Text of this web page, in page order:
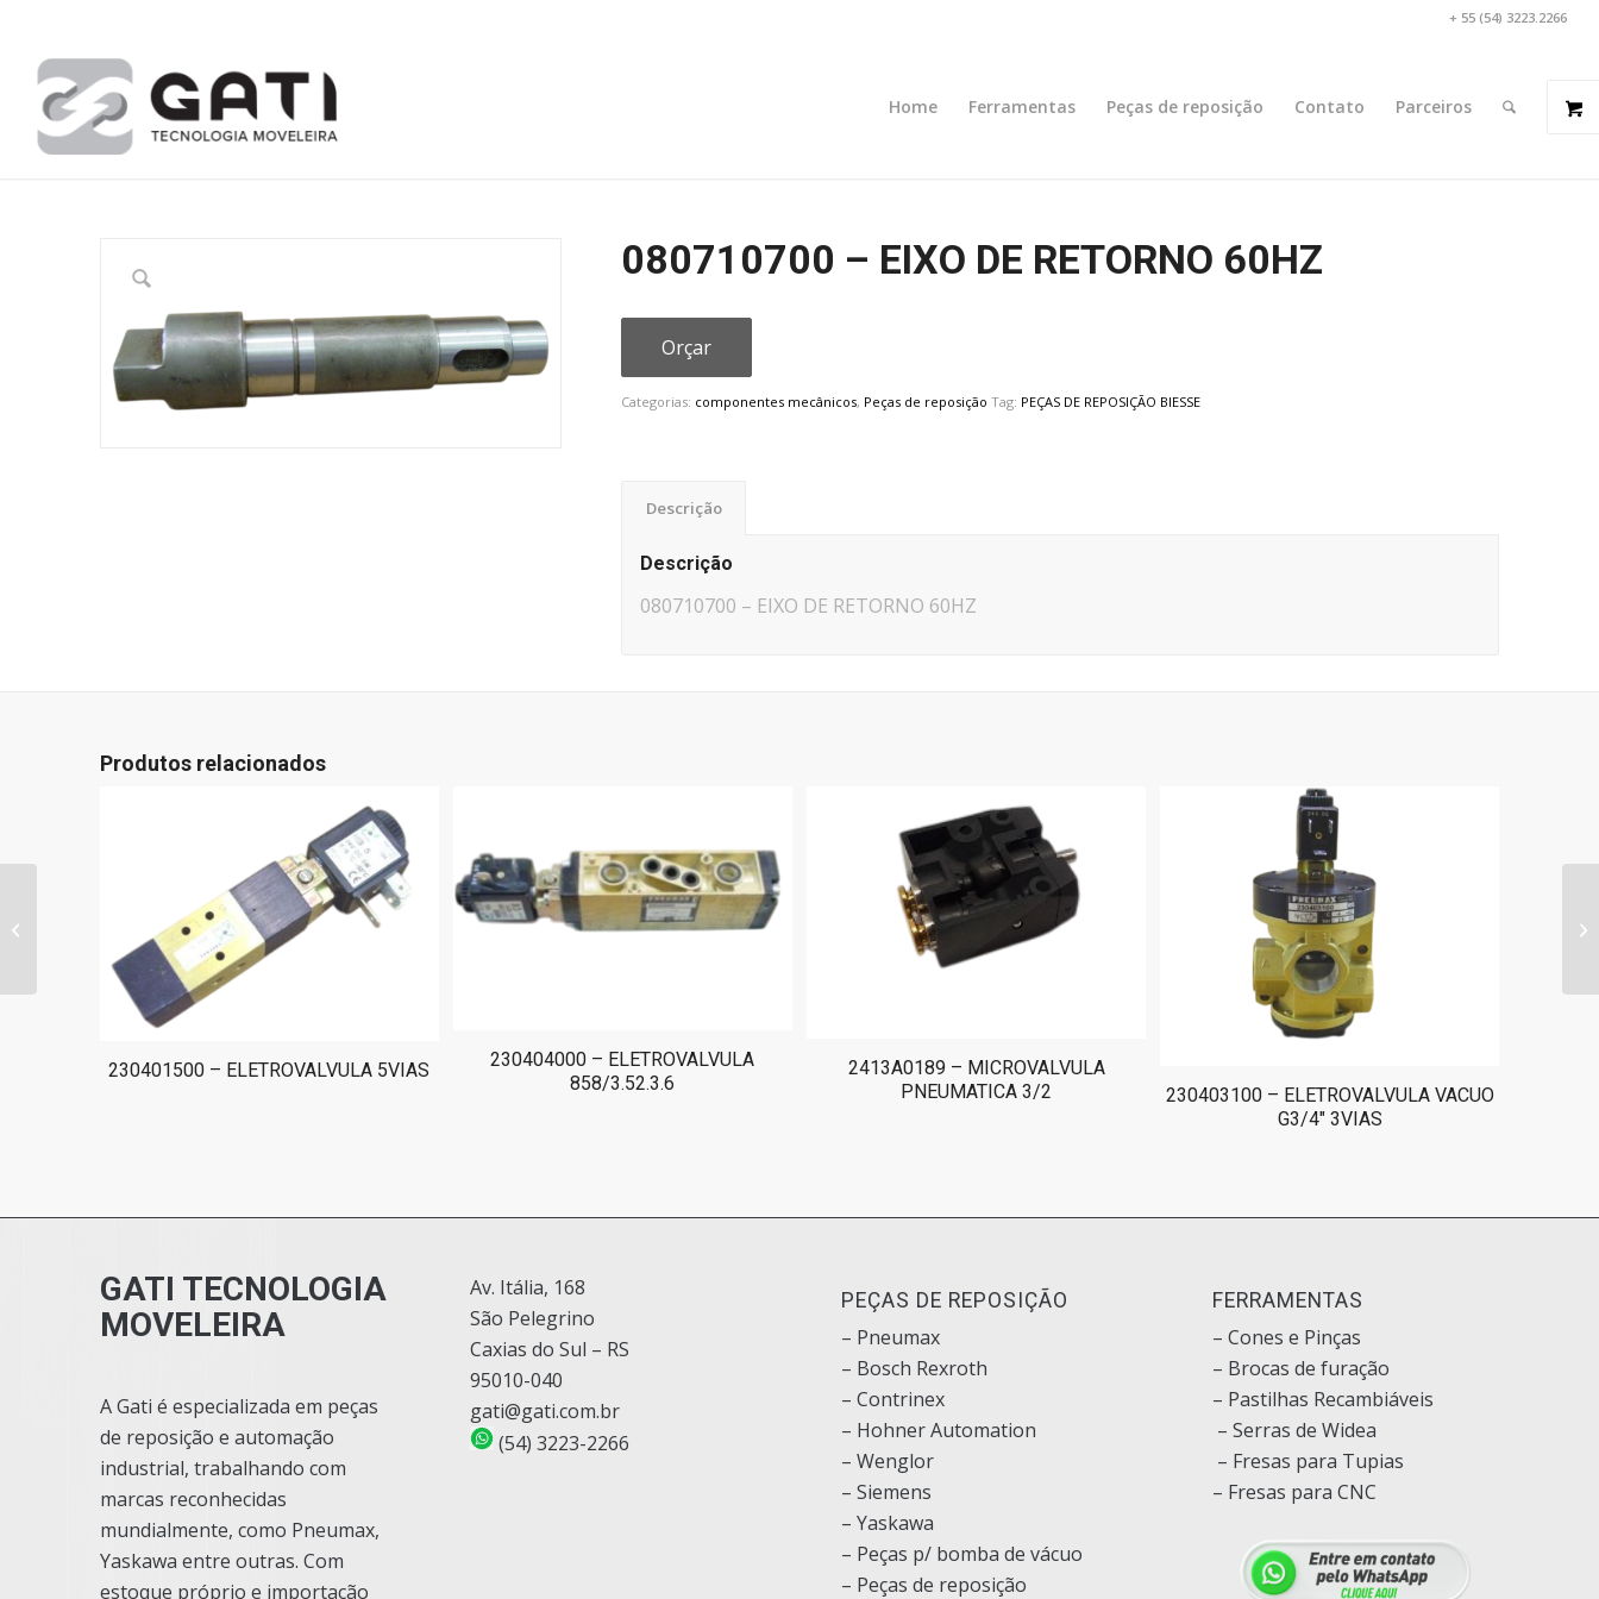
+ 55 (54) 3223.2266
Home Ferramentas Peças de reposição Contato Parceiros
080710700 – EIXO DE RETORNO 60HZ
Orçar
Categorias: componentes mecânicos, Peças de reposição Tag: PEÇAS DE REPOSIÇÃO BIESSE
Descrição
Descrição
080710700 – EIXO DE RETORNO 60HZ
Produtos relacionados
230401500 – ELETROVALVULA 5VIAS
230404000 – ELETROVALVULA
858/3.52.3.6
2413A0189 – MICROVALVULA
PNEUMATICA 3/2
230403100 – ELETROVALVULA VACUO
G3/4″ 3VIAS
GATI TECNOLOGIA
MOVELEIRA
A Gati é especializada em peças
de reposição e automação
industrial, trabalhando com
marcas reconhecidas
mundialmente, como Pneumax,
Yaskawa entre outras. Com
estoque próprio e importação
Av. Itália, 168
São Pelegrino
Caxias do Sul – RS
95010-040
gati@gati.com.br
(54) 3223-2266
PEÇAS DE REPOSIÇÃO
– Pneumax
– Bosch Rexroth
–Contrinex
– Hohner Automation
– Wenglor
– Siemens
–Yaskawa
– Peças p/ bomba de vácuo
– Peças de reposição
FERRAMENTAS
– Cones e Pinças
– Brocas de furação
– Pastilhas Recambiáveis
– Serras de Widea
– Fresas para Tupias
– Fresas para CNC
CONDUTOR GR. FRESA